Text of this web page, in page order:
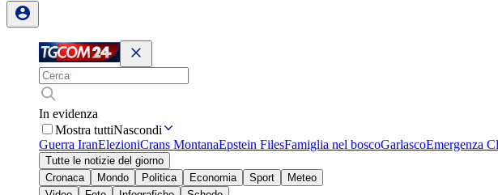
In evidenza
Mostra tuttiNascondi
Guerra IranElezioniCrans MontanaEpstein FilesFamiglia nel boscoGarlascoEmergenza
Tutte le notizie del giorno
Cronaca
Mondo Politica Economia Sport
Meteo